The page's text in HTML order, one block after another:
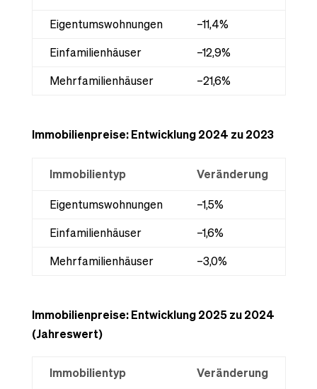
Eigentumswohnungen
–11,4%
Einfamilienhäuser
–12,9%
Mehrfamilienhäuser
–21,6%
Immobilienpreise: Entwicklung 2024 zu 2023
Immobilientyp
Veränderung
Eigentumswohnungen
–1,5%
Einfamilienhäuser
–1,6%
Mehrfamilienhäuser
–3,0%
Immobilienpreise: Entwicklung 2025 zu 2024
(Jahreswert)
Immobilientyp
Veränderung